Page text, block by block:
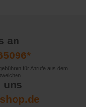
an
für Anrufe aus dem
uns